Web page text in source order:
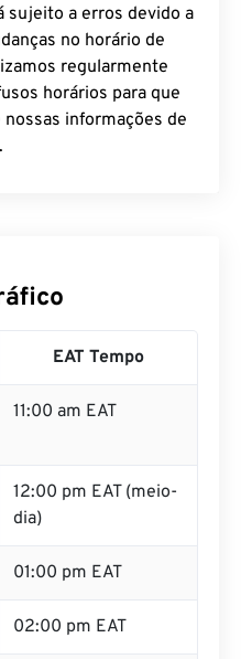
sujeito a erros devido a
no horário de
regularmente
horários para que
informações de
EAT Tempo
11:00 am EAT
12:00 pm EAT (meio-
dia)
01:00 pm EAT
02:00 pm EAT